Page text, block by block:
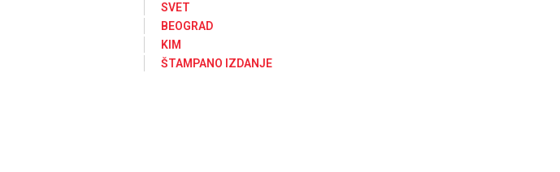
SVET
BEOGRAD
KIM
ŠTAMPANO IZDANJE